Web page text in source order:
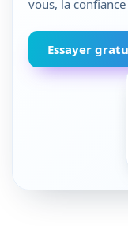
vous, la
Essayer